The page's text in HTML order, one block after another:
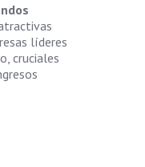
líderes
cruciales